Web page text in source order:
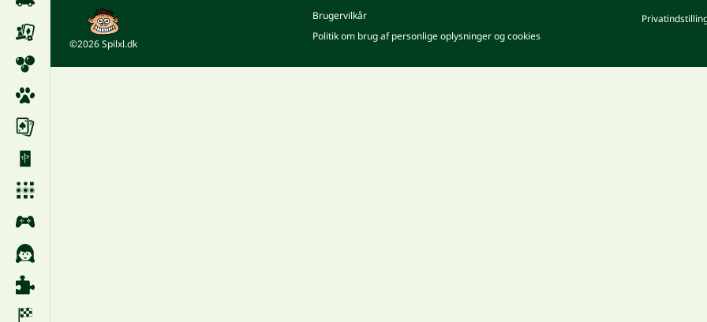
©2026 Spilxl.dk
Brugervilkår
Politik om brug af personlige oplysninger og cookies